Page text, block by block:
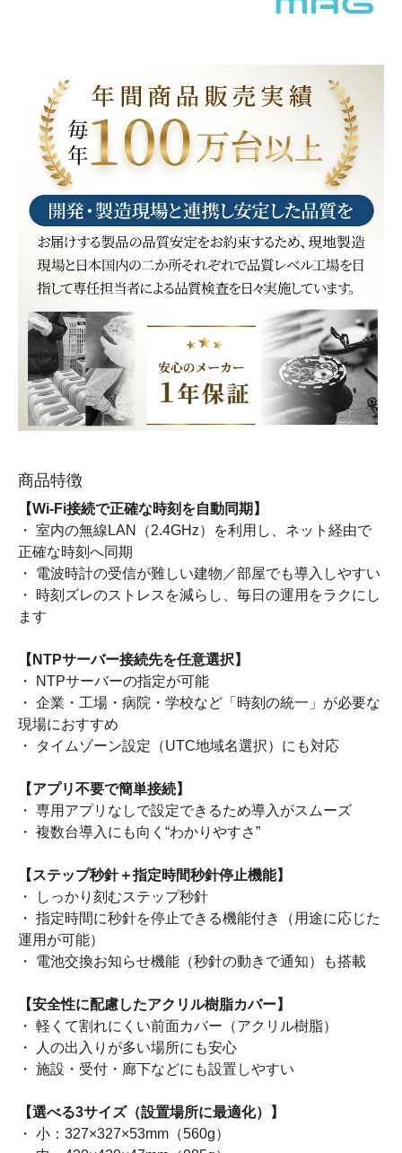
商品特徴
【Wi-Fi接続で正確な時刻を自動同期】
・ 室内の無線LAN（2.4GHz）を利用し、ネット経由で
正確な時刻へ同期
・ 電波時計の受信が難しい建物／部屋でも導入しやすい
・ 時刻ズレのストレスを減らし、毎日の運用をラクにし
ます
【NTPサーバー接続先を任意選択】
・ NTPサーバーの指定が可能
・ 企業・工場・病院・学校など「時刻の統一」が必要な
現場におすすめ
・ タイムゾーン設定（UTC地域名選択）にも対応
【アプリ不要で簡単接続】
・ 専用アプリなしで設定できるため導入がスムーズ
・ 複数台導入にも向く“わかりやすさ”
【ステップ秒針＋指定時間秒針停止機能】
・ しっかり刻むステップ秒針
・ 指定時間に秒針を停止できる機能付き（用途に応じた
運用が可能）
・ 電池交換お知らせ機能（秒針の動きで通知）も搭載
【安全性に配慮したアクリル樹脂カバー】
・ 軽くて割れにくい前面カバー（アクリル樹脂）
・ 人の出入りが多い場所にも安心
・ 施設・受付・廊下などにも設置しやすい
【選べる3サイズ（設置場所に最適化）】
・ 小：327×327×53mm（560g）